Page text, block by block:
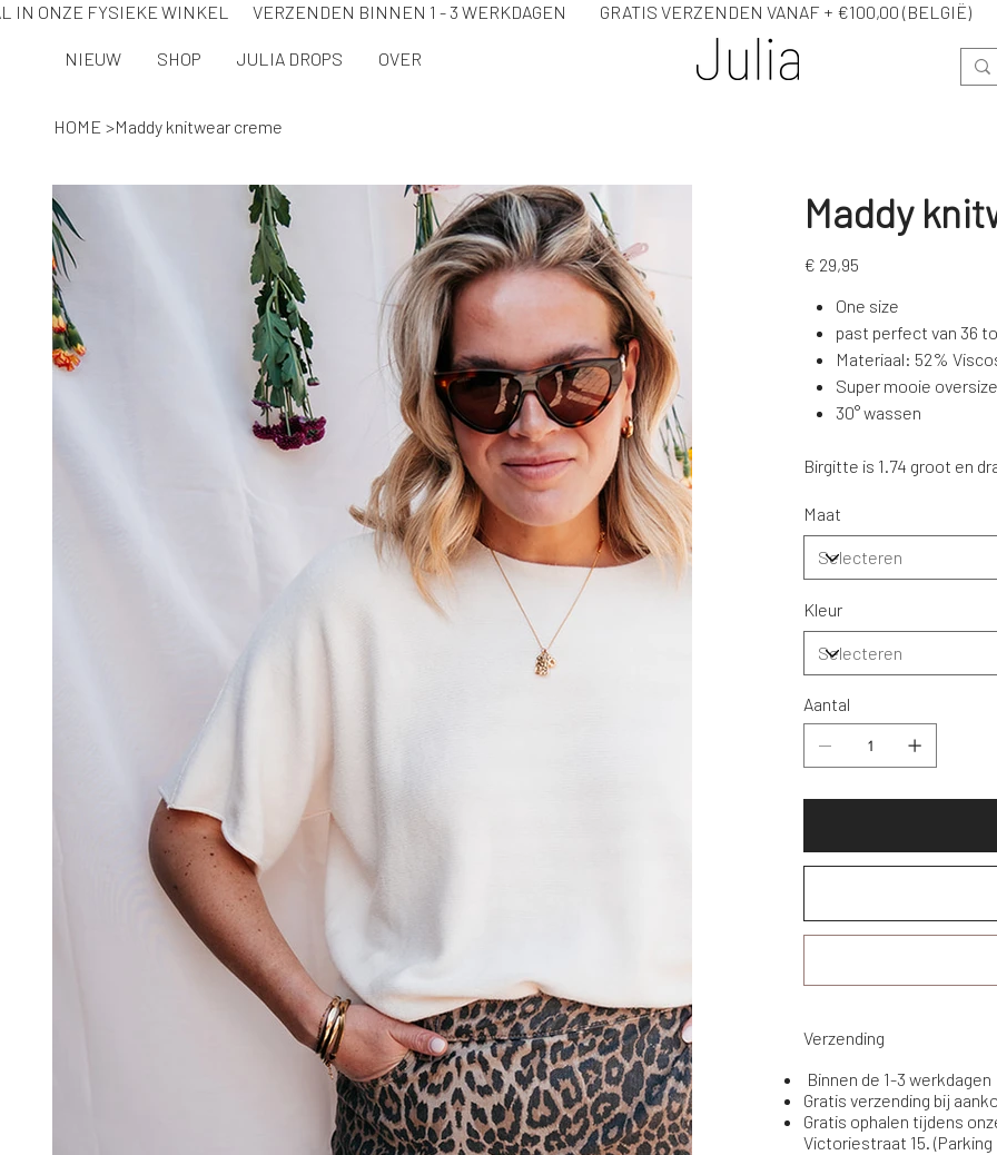
IN ONZE FYSIEKE WINKEL VERZENDEN BINNEN 1 - 3 WERKDAGEN GRATIS VERZENDEN VANAF + €100,00
NIEUW SHOP JULIA DROPS OVER
HOME >Maddy knitwear creme
Maddy
Prijs
€ 29,95
One size
past perfect van 36
Materiaal: 52%
Super mooie
30° wassen
Birgitte is 1.74 groot en
Maat
Kleur
Aantal
Verzending
Binnen de 1-3 werkdagen
Gratis verzending bij
Gratis ophalen tijdens
Victoriestraat 15.